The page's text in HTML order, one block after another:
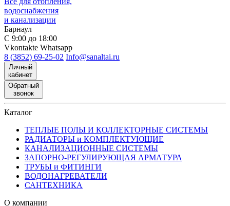
водоснабжения
и канализации
Барнаул
С 9:00 до 18:00
Vkontakte Whatsapp
8 (3852) 69-25-02 Info@sanaltai.ru
Личный
кабинет
Обратный
звонок
Каталог
ТЕПЛЫЕ ПОЛЫ И КОЛЛЕКТОРНЫЕ СИСТЕМЫ
РАДИАТОРЫ и КОМПЛЕКТУЮЩИЕ
КАНАЛИЗАЦИОННЫЕ СИСТЕМЫ
ЗАПОРНО-РЕГУЛИРУЮЩАЯ АРМАТУРА
ТРУБЫ и ФИТИНГИ
ВОДОНАГРЕВАТЕЛИ
САНТЕХНИКА
О компании